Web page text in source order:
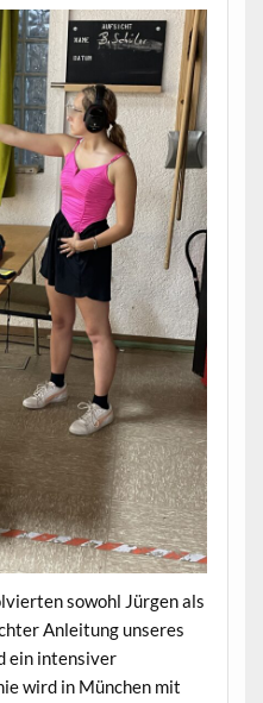
sowohl Jürgen als
Anleitung unseres
ein intensiver
wird in München mit